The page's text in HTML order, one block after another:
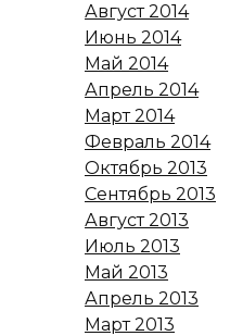
Август 2014
Июнь 2014
Май 2014
Апрель 2014
Март 2014
Февраль 2014
Октябрь 2013
Сентябрь 2013
Август 2013
Июль 2013
Май 2013
Апрель 2013
Март 2013